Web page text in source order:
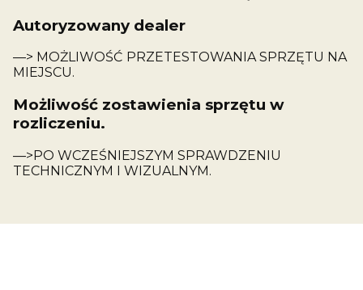
Autoryzowany dealer
—> MOŻLIWOŚĆ PRZETESTOWANIA SPRZĘTU NA
MIEJSCU.
Możliwość zostawienia sprzętu w
rozliczeniu.
—>PO WCZEŚNIEJSZYM SPRAWDZENIU
TECHNICZNYM I WIZUALNYM.